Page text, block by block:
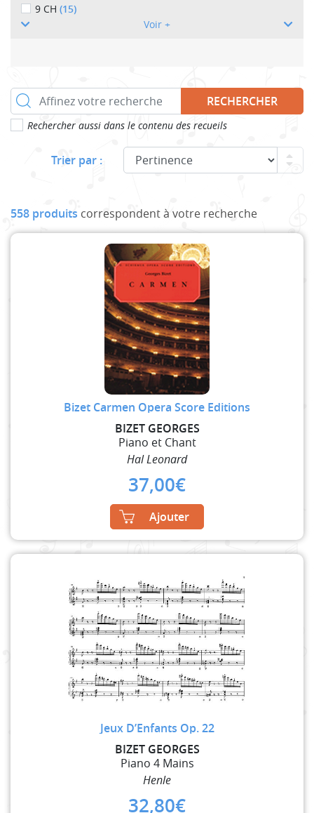
9 CH (15)
Voir +
RECHERCHER
Rechercher aussi dans le contenu des recueils
Trier par :
558 produits correspondent à votre recherche
Bizet Carmen Opera Score Editions
BIZET GEORGES
Piano et Chant
Hal Leonard
37,00€
Ajouter
Jeux D’Enfants Op. 22
BIZET GEORGES
Piano 4 Mains
Henle
32,80€